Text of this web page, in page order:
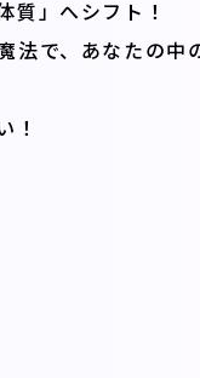
質」へシフト！
法で、あなたの中
！